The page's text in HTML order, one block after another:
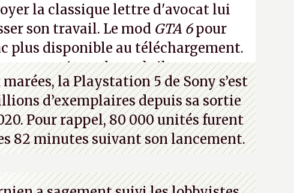
la classique lettre d'avocat lui
son travail. Le mod GTA 6pour
plus disponible au téléchargement.
en voir quelques bribes surcette
A.
la Playstation 5 de Sony s’est
d’exemplaires depuis sa sortie
Pour rappel, 80 000 unités furent
82 minutes suivant son lancement.